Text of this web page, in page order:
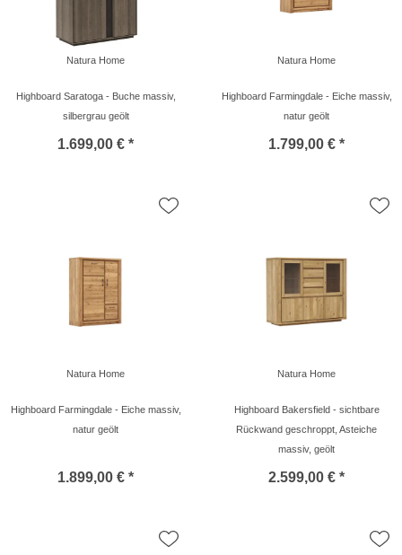
Natura Home
Highboard Saratoga - Buche massiv,
silbergrau geölt
1.699,00 € *
Natura Home
Highboard Farmingdale - Eiche massiv,
natur geölt
1.799,00 € *
Natura Home
Highboard Farmingdale - Eiche massiv,
natur geölt
1.899,00 € *
Natura Home
Highboard Bakersfield - sichtbare
Rückwand geschroppt, Asteiche
massiv, geölt
2.599,00 € *